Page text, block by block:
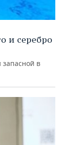
и серебро
запасной в